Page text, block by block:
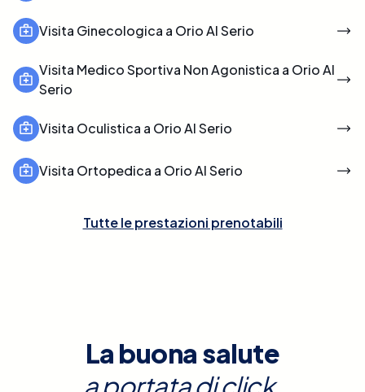
Visita Ginecologica a Orio Al Serio
Visita Medico Sportiva Non Agonistica a Orio Al
Serio
Visita Oculistica a Orio Al Serio
Visita Ortopedica a Orio Al Serio
Tutte le prestazioni prenotabili
La buona salute
a portata di click.